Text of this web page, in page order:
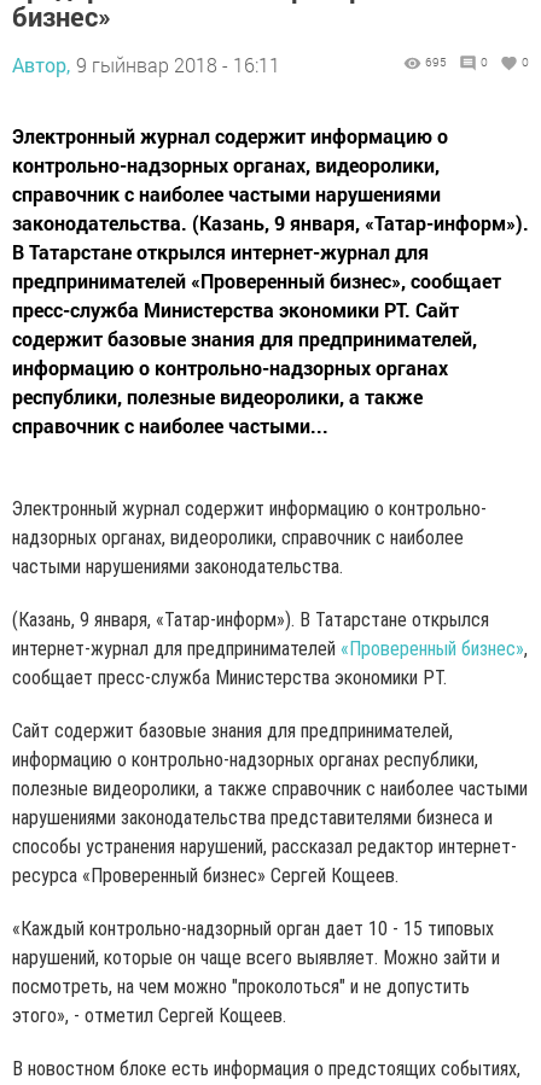
бизнес»
Автор, 9 гыйнвар 2018 - 16:11 695 0 0
Электронный журнал содержит информацию о
контрольно-надзорных органах, видеоролики,
справочник с наиболее частыми нарушениями
законодательства. (Казань, 9 января, «Татар-информ»).
В Татарстане открылся интернет-журнал для
предпринимателей «Проверенный бизнес», сообщает
пресс-служба Министерства экономики РТ. Сайт
содержит базовые знания для предпринимателей,
информацию о контрольно-надзорных органах
республики, полезные видеоролики, а также
справочник с наиболее частыми...
Электронный журнал содержит информацию о контрольно-
надзорных органах, видеоролики, справочник с наиболее
частыми нарушениями законодательства.
(Казань, 9 января, «Татар-информ»). В Татарстане открылся
интернет-журнал для предпринимателей «Проверенный бизнес»,
сообщает пресс-служба Министерства экономики РТ.
Сайт содержит базовые знания для предпринимателей,
информацию о контрольно-надзорных органах республики,
полезные видеоролики, а также справочник с наиболее частыми
нарушениями законодательства представителями бизнеса и
способы устранения нарушений, рассказал редактор интернет-
ресурса «Проверенный бизнес» Сергей Кощеев.
«Каждый контрольно-надзорный орган дает 10 - 15 типовых
нарушений, которые он чаще всего выявляет. Можно зайти и
посмотреть, на чем можно "проколоться" и не допустить
этого», - отметил Сергей Кощеев.
В новостном блоке есть информация о предстоящих событиях,